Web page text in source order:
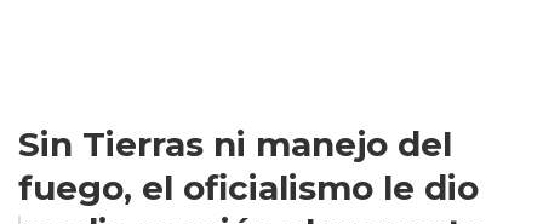
Sin Tierras ni manejo del
fuego, el oficialismo le dio